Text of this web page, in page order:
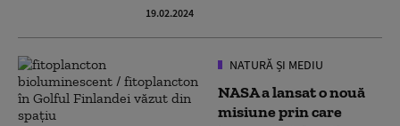
19.02.2024
NATURĂ ȘI MEDIU
NASA a lansat o nouă
misiune prin care